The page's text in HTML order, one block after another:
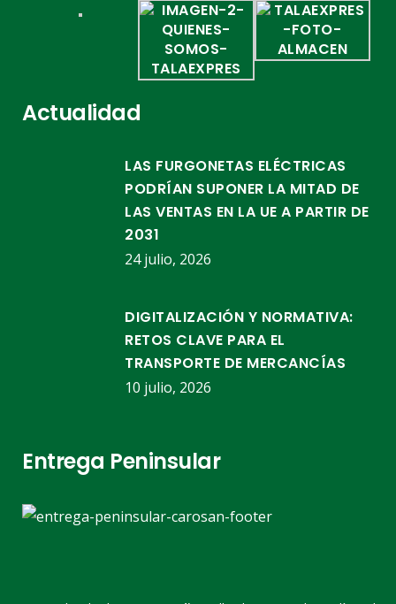
Actualidad
LAS FURGONETAS ELÉCTRICAS
PODRÍAN SUPONER LA MITAD DE
LAS VENTAS EN LA UE A PARTIR DE
2031
24 julio, 2026
DIGITALIZACIÓN Y NORMATIVA:
RETOS CLAVE PARA EL
TRANSPORTE DE MERCANCÍAS
10 julio, 2026
Entrega Peninsular